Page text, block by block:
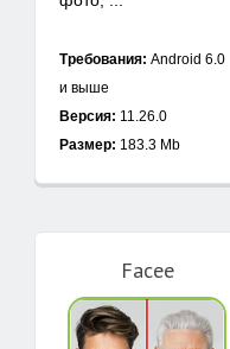
Требования: Android 6.0
и выше
Версия: 11.26.0
Размер: 183.3 Mb
Facee